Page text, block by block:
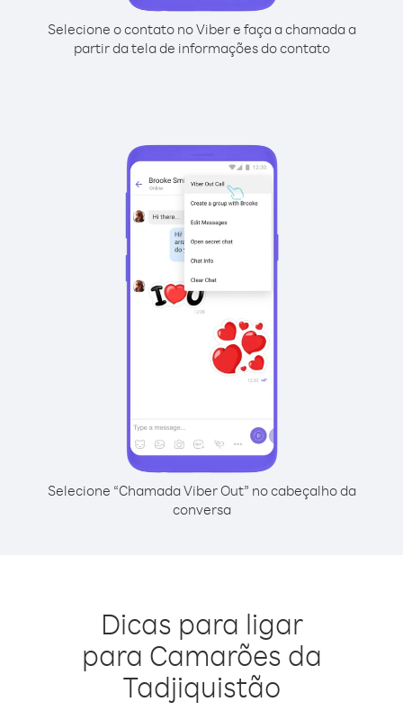
Selecione o contato no Viber e faça a chamada a
partir da tela de informações do contato
Selecione “Chamada Viber Out” no cabeçalho da
conversa
Dicas para ligar
para Camarões da
Tadjiquistão